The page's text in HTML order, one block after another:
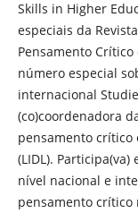
Skills in Higher
especiais da
Pensamento Crítico
número especial
internacional
(co)coordenadora
pensamento crítico
(LIDL).
nível nacional e
pensamento